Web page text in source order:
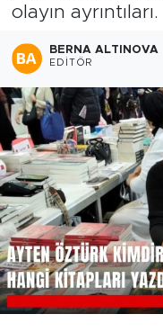
olayın ayrıntıları.
BERNA ALTINOVA
EDITÖR
Haber Arşivi